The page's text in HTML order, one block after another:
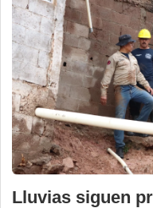
Lluvias siguen